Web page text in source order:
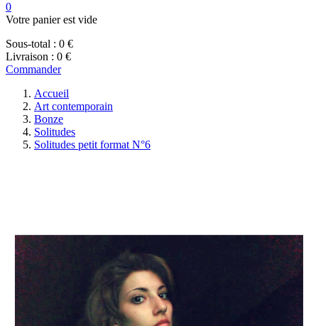
0
Votre panier est vide
Sous-total : 0 €
Livraison : 0 €
Commander
Accueil
Art contemporain
Bonze
Solitudes
Solitudes petit format N°6